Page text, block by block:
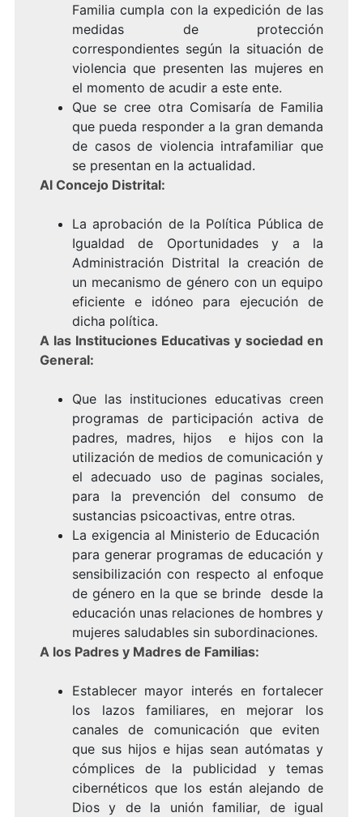
Familia cumpla con la expedición de las
medidas de protección
correspondientes según la situación de
violencia que presenten las mujeres en
el momento de acudir a este ente.
Que se cree otra Comisaría de Familia
que pueda responder a la gran demanda
de casos de violencia intrafamiliar que
se presentan en la actualidad.
Al Concejo Distrital:
La aprobación de la Política Pública de
Igualdad de Oportunidades y a la
Administración Distrital la creación de
un mecanismo de género con un equipo
eficiente e idóneo para ejecución de
dicha política.
A las Instituciones Educativas y sociedad en
General:
Que las instituciones educativas creen
programas de participación activa de
padres, madres, hijos e hijos con la
utilización de medios de comunicación y
el adecuado uso de paginas sociales,
para la prevención del consumo de
sustancias psicoactivas, entre otras.
La exigencia al Ministerio de Educación
para generar programas de educación y
sensibilización con respecto al enfoque
de género en la que se brinde desde la
educación unas relaciones de hombres y
mujeres saludables sin subordinaciones.
A los Padres y Madres de Familias:
Establecer mayor interés en fortalecer
los lazos familiares, en mejorar los
canales de comunicación que eviten
que sus hijos e hijas sean autómatas y
cómplices de la publicidad y temas
cibernéticos que los están alejando de
Dios y de la unión familiar, de igual